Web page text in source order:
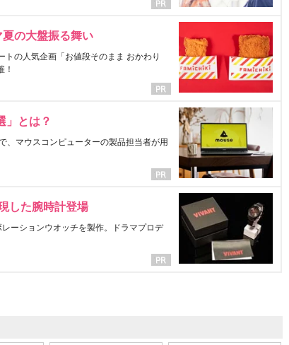
の大盤振る舞い
の人気企画「お値段そのまま おかわり
！
」とは？
、マウスコンピューターの製品担当者が用
した腕時計登場
ーションウオッチを製作。ドラマプロデ